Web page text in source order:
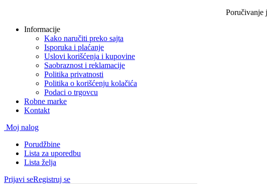
Poručivanje
Informacije
Kako naručiti preko sajta
Isporuka i plaćanje
Uslovi korišćenja i kupovine
Saobraznost i reklamacije
Politika privatnosti
Politika o korišćenju kolačića
Podaci o trgovcu
Robne marke
Kontakt
Moj nalog
Porudžbine
Lista za uporedbu
Lista želja
Prijavi seRegistruj se